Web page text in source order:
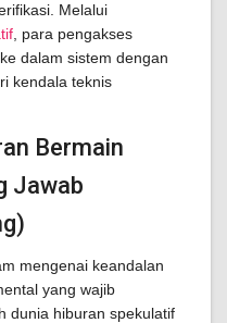
Melalui
, para pengakses
dalam sistem dengan
kendala teknis
Bermain
Jawab
mengenai keandalan
yang wajib
dunia hiburan spekulatif